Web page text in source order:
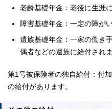
老齢基礎年金：老後に生涯
障害基礎年金：一定の障が
遺族基礎年金：一家の働き
偶者などの遺族に給付されま
第1号被保険者の独自給付：付
の給付があります。